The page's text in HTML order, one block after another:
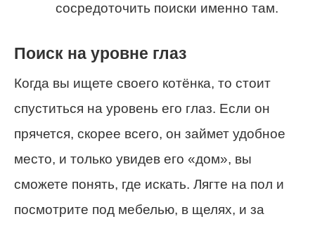
сосредоточить поиски именно там.
Поиск на уровне глаз
Когда вы ищете своего котёнка, то стоит
спуститься на уровень его глаз. Если он
прячется, скорее всего, он займет удобное
место, и только увидев его «дом», вы
сможете понять, где искать. Лягте на пол и
посмотрите под мебелью, в щелях, и за